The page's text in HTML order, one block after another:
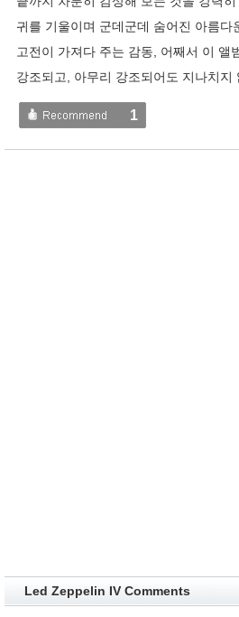
귀를 기울이며 군데군데 숨어진 아름다
고전이 가져다 주는 감동, 어째서 이 앨
강조되고, 아무리 강조되어도 지나치지
1
Led Zeppelin IV Comments